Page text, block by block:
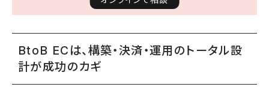
BtoB ECは、構築・決済・運用のトータル設
計が成功のカギ